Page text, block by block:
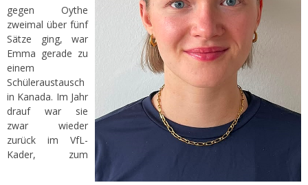
gegen Oythe
zweimal über fünf
Sätze ging, war
Emma gerade zu
einem
Schüleraustausch
in Kanada. Im Jahr
drauf war sie
zwar wieder
zurück im VfL-
Kader, zum